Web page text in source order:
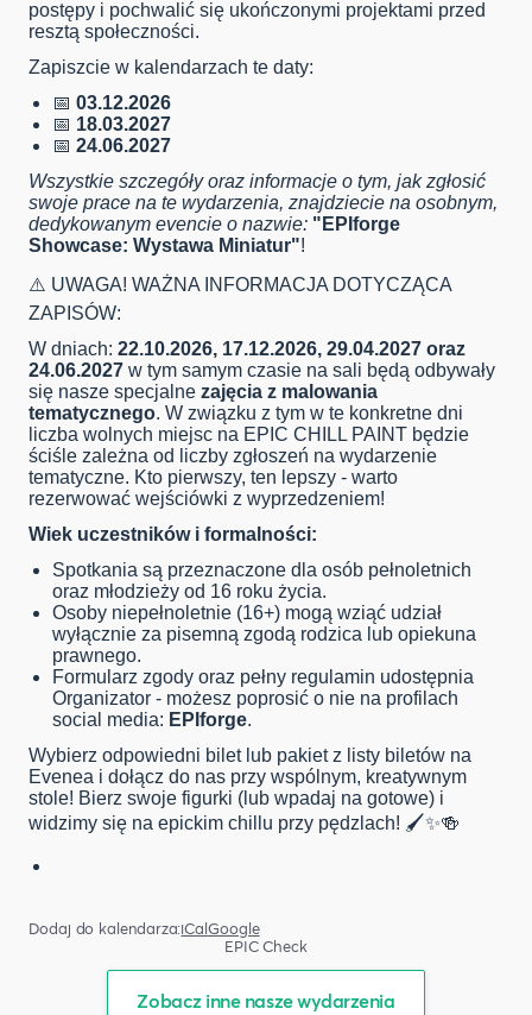
postępy i pochwalić się ukończonymi projektami przed
resztą społeczności.
Zapiszcie w kalendarzach te daty:
📅 03.12.2026
📅 18.03.2027
📅 24.06.2027
Wszystkie szczegóły oraz informacje o tym, jak zgłosić
swoje prace na te wydarzenia, znajdziecie na osobnym,
dedykowanym evencie o nazwie: "EPIforge
Showcase: Wystawa Miniatur"!
⚠️ UWAGA! WAŻNA INFORMACJA DOTYCZĄCA
ZAPISÓW:
W dniach: 22.10.2026, 17.12.2026, 29.04.2027 oraz
24.06.2027 w tym samym czasie na sali będą odbywały
się nasze specjalne zajęcia z malowania
tematycznego. W związku z tym w te konkretne dni
liczba wolnych miejsc na EPIC CHILL PAINT będzie
ściśle zależna od liczby zgłoszeń na wydarzenie
tematyczne. Kto pierwszy, ten lepszy - warto
rezerwować wejściówki z wyprzedzeniem!
Wiek uczestników i formalności:
Spotkania są przeznaczone dla osób pełnoletnich
oraz młodzieży od 16 roku życia.
Osoby niepełnoletnie (16+) mogą wziąć udział
wyłącznie za pisemną zgodą rodzica lub opiekuna
prawnego.
Formularz zgody oraz pełny regulamin udostępnia
Organizator - możesz poprosić o nie na profilach
social media: EPIforge.
Wybierz odpowiedni bilet lub pakiet z listy biletów na
Evenea i dołącz do nas przy wspólnym, kreatywnym
stole! Bierz swoje figurki (lub wpadaj na gotowe) i
widzimy się na epickim chillu przy pędzlach! 🖌️✨🍻
Dodaj do kalendarza:iCalGoogle
EPIC Check
Zobacz inne nasze wydarzenia